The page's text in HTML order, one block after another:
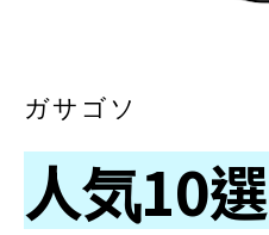
ガサゴソ
人気10選